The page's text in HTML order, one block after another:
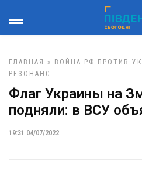
ГЛАВНАЯ » ВОЙНА РФ ПРОТИВ
РЕЗОНАНС
Флаг Украины на
подняли: в ВСУ
19:31 04/07/2022